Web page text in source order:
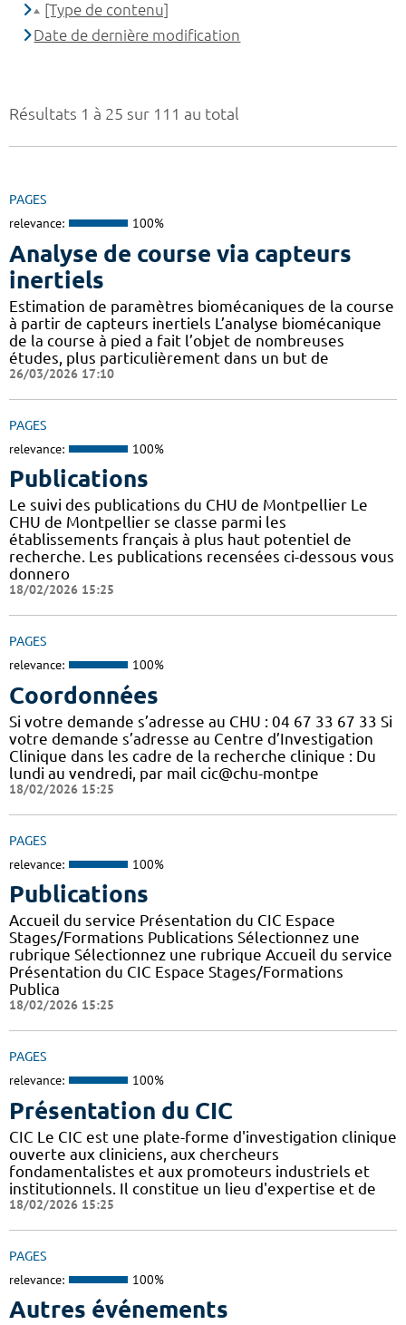
Résultats 1 à 25 sur 111 au total
PAGES
relevance: 100%
Analyse de course via capteurs
inertiels
Estimation de paramètres biomécaniques de la course
à partir de capteurs inertiels L’analyse biomécanique
de la course à pied a fait l’objet de nombreuses
études, plus particulièrement dans un but de
26/03/2026 17:10
PAGES
relevance: 100%
Publications
Le suivi des publications du CHU de Montpellier Le
CHU de Montpellier se classe parmi les
établissements français à plus haut potentiel de
recherche. Les publications recensées ci-dessous vous
donnero
18/02/2026 15:25
PAGES
relevance: 100%
Coordonnées
Si votre demande s’adresse au CHU : 04 67 33 67 33 Si
votre demande s’adresse au Centre d’Investigation
Clinique dans les cadre de la recherche clinique : Du
lundi au vendredi, par mail cic@chu-montpe
18/02/2026 15:25
PAGES
relevance: 100%
Publications
Accueil du service Présentation du CIC Espace
Stages/Formations Publications Sélectionnez une
rubrique Sélectionnez une rubrique Accueil du service
Présentation du CIC Espace Stages/Formations
Publica
18/02/2026 15:25
PAGES
relevance: 100%
Présentation du CIC
CIC Le CIC est une plate-forme d'investigation clinique
ouverte aux cliniciens, aux chercheurs
fondamentalistes et aux promoteurs industriels et
institutionnels. Il constitue un lieu d'expertise et de
18/02/2026 15:25
PAGES
relevance: 100%
Autres événements
[Type de contenu]
Date de dernière modification